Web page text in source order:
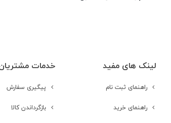
لینک های مفید
راهنمای ثبت نام
راهنمای خرید
خدمات
پیگیری سفارش
بازگرداندن کالا